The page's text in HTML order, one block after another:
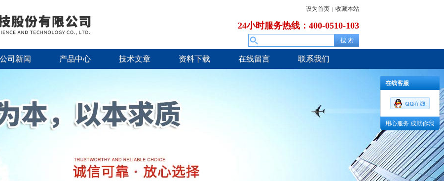
设为首页 | 收藏本站
24小时服务热线：400-0510-103
公司新闻 产品中心 技术文章 资料下载 在线留言 联系我们
在线客服
用心服务 成就你我